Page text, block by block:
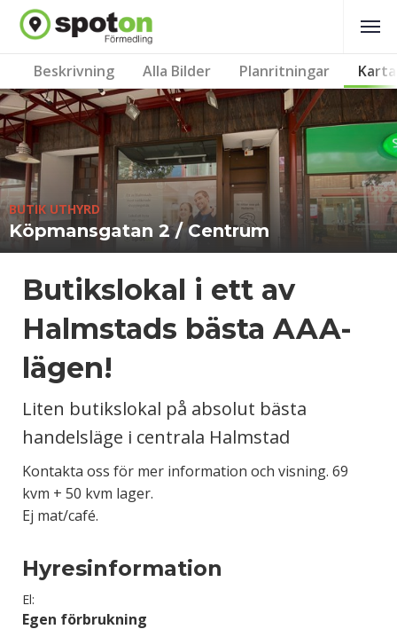
Beskrivning Alla Bilder Planritningar Karta
BUTIK UTHYRD
Köpmansgatan 2 / Centrum
Butikslokal i ett av
Halmstads bästa AAA-
lägen!
Liten butikslokal på absolut bästa
handelsläge i centrala Halmstad
Kontakta oss för mer information och visning. 69
kvm + 50 kvm lager.
Ej mat/café.
Hyresinformation
El:
Egen förbrukning